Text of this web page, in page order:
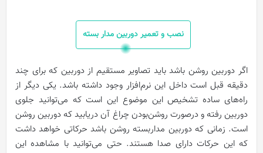
نصب و تعمیر دوربین مدار بسته
اگر دوربین روشن باشد باید تصاویر مستقیم از دوربین که برای چند
دقیقه قبل است داخل این نرم‌افزار وجود داشته باشد. یکی دیگر از
راه‌های ساده تشخیص این موضوع این است که می‌توانید جلوی
دوربین رفته و درصورت روشن‌بودن چراغ آن دریابید که دوربین روشن
است. زمانی که دوربین مداربسته روشن باشد حرکاتی خواهد داشت
که این حرکات دارای صدا هستند. حتی می‌توانید با مشاهده این